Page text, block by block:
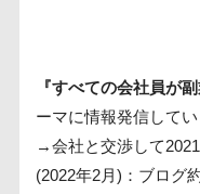
『すべての会社員が
ーマに情報発信して
→会社と交渉して
(2022年2月)：ブログ